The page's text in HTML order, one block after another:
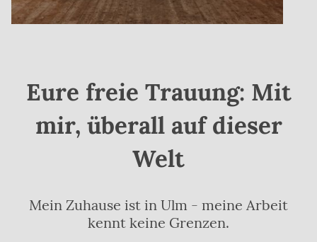
Eure freie Trauung: Mit
mir, überall auf dieser
Welt
Mein Zuhause ist in Ulm - meine Arbeit
kennt keine Grenzen.